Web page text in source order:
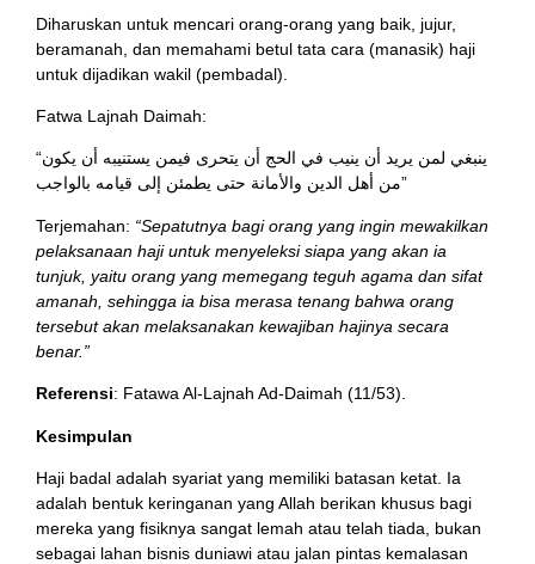
Diharuskan untuk mencari orang-orang yang baik, jujur,
beramanah, dan memahami betul tata cara (manasik) haji
untuk dijadikan wakil (pembadal).
Fatwa Lajnah Daimah:
“ينبغي لمن يريد أن ينيب في الحج أن يتحرى فيمن يستنيبه أن يكون
من أهل الدين والأمانة حتى يطمئن إلى قيامه بالواجب”
Terjemahan: “Sepatutnya bagi orang yang ingin mewakilkan
pelaksanaan haji untuk menyeleksi siapa yang akan ia
tunjuk, yaitu orang yang memegang teguh agama dan sifat
amanah, sehingga ia bisa merasa tenang bahwa orang
tersebut akan melaksanakan kewajiban hajinya secara
benar.”
Referensi: Fatawa Al-Lajnah Ad-Daimah (11/53).
Kesimpulan
Haji badal adalah syariat yang memiliki batasan ketat. Ia
adalah bentuk keringanan yang Allah berikan khusus bagi
mereka yang fisiknya sangat lemah atau telah tiada, bukan
sebagai lahan bisnis duniawi atau jalan pintas kemalasan